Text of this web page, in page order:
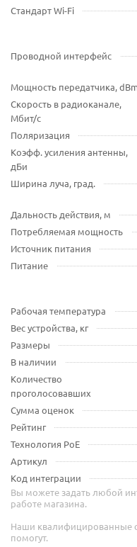
Стандарт Wi-Fi
Проводной интерфейс
Мощность передатчика,
Скорость в радиоканале,
Мбит/с
Поляризация
Коэфф. усиления антенны,
дБи
Ширина луча, град.
Дальность действия, м
Потребляемая мощность
Источник питания
Питание
Рабочая температура
Вес устройства, кг
Размеры
В наличии
Количество
проголосовавших
Сумма оценок
Рейтинг
Технология PoE
Артикул
Код интеграции
Вы можете задать любой
работе магазина.
Наши квалифицированные
помогут.